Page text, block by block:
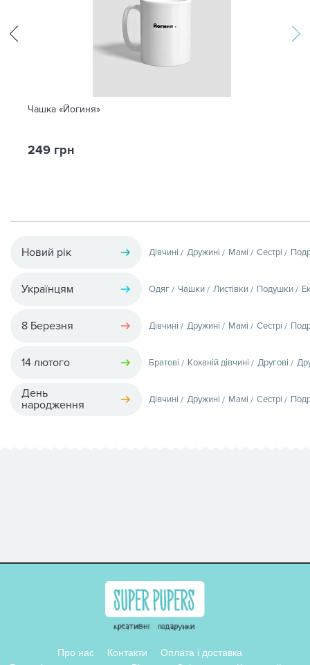
Чашка «Йогиня»
249 грн
Новий рік Дівчині Дружині Мамі Сестрі
Українцям Одяг Чашки Листівки Подушки
8 Березня Дівчині Дружині Мамі Сестрі
14 лютого Братові Коханій дівчині Другові
День
народження
Дівчині Дружині Мамі Сестрі
Про нас Контакти
Оплата і доставка